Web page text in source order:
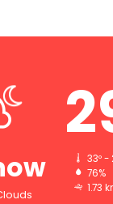
33º -
76%
1.73